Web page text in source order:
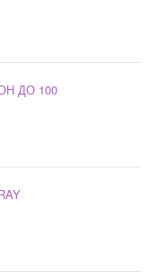
ДО 100